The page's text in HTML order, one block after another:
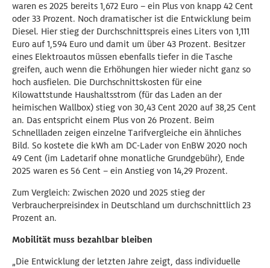
waren es 2025 bereits 1,672 Euro – ein Plus von knapp 42 Cent
oder 33 Prozent. Noch dramatischer ist die Entwicklung beim
Diesel. Hier stieg der Durchschnittspreis eines Liters von 1,111
Euro auf 1,594 Euro und damit um über 43 Prozent. Besitzer
eines Elektroautos müssen ebenfalls tiefer in die Tasche
greifen, auch wenn die Erhöhungen hier wieder nicht ganz so
hoch ausfielen. Die Durchschnittskosten für eine
Kilowattstunde Haushaltsstrom (für das Laden an der
heimischen Wallbox) stieg von 30,43 Cent 2020 auf 38,25 Cent
an. Das entspricht einem Plus von 26 Prozent. Beim
Schnellladen zeigen einzelne Tarifvergleiche ein ähnliches
Bild. So kostete die kWh am DC-Lader von EnBW 2020 noch
49 Cent (im Ladetarif ohne monatliche Grundgebühr), Ende
2025 waren es 56 Cent – ein Anstieg von 14,29 Prozent.
Zum Vergleich: Zwischen 2020 und 2025 stieg der
Verbraucherpreisindex in Deutschland um durchschnittlich 23
Prozent an.
Mobilität muss bezahlbar bleiben
„Die Entwicklung der letzten Jahre zeigt, dass individuelle